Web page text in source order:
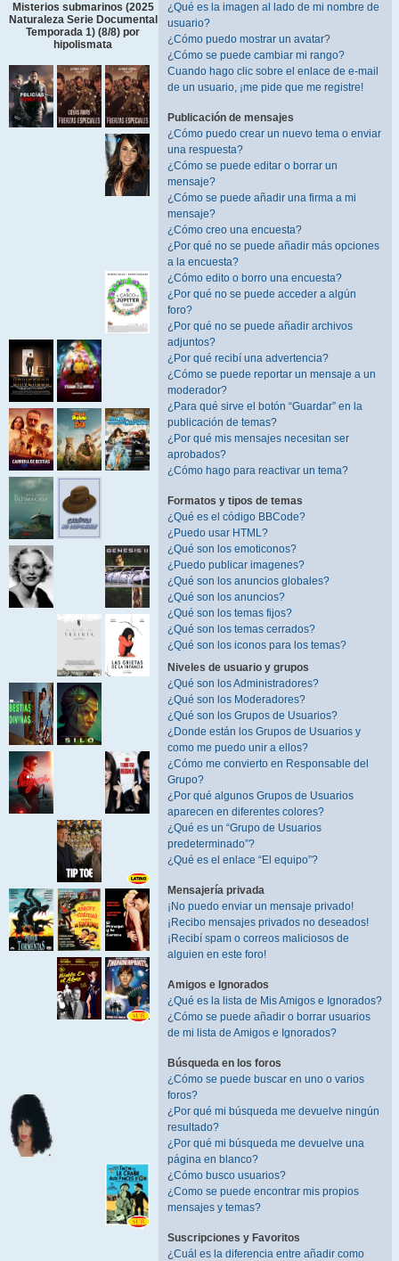
Misterios submarinos (2025
Naturaleza Serie Documental
Temporada 1) (8/8) por
hipolismata
¿Qué es la imagen al lado de mi nombre de
usuario?
¿Cómo puedo mostrar un avatar?
¿Cómo se puede cambiar mi rango?
Cuando hago clic sobre el enlace de e-mail
de un usuario, ¡me pide que me registre!
Publicación de mensajes
¿Cómo puedo crear un nuevo tema o enviar
una respuesta?
¿Cómo se puede editar o borrar un
mensaje?
¿Cómo se puede añadir una firma a mi
mensaje?
¿Cómo creo una encuesta?
¿Por qué no se puede añadir más opciones
a la encuesta?
¿Cómo edito o borro una encuesta?
¿Por qué no se puede acceder a algún
foro?
¿Por qué no se puede añadir archivos
adjuntos?
¿Por qué recibí una advertencia?
¿Cómo se puede reportar un mensaje a un
moderador?
¿Para qué sirve el botón “Guardar” en la
publicación de temas?
¿Por qué mis mensajes necesitan ser
aprobados?
¿Cómo hago para reactivar un tema?
Formatos y tipos de temas
¿Qué es el código BBCode?
¿Puedo usar HTML?
¿Qué son los emoticonos?
¿Puedo publicar imagenes?
¿Qué son los anuncios globales?
¿Qué son los anuncios?
¿Qué son los temas fijos?
¿Qué son los temas cerrados?
¿Qué son los iconos para los temas?
Niveles de usuario y grupos
¿Qué son los Administradores?
¿Qué son los Moderadores?
¿Qué son los Grupos de Usuarios?
¿Donde están los Grupos de Usuarios y
como me puedo unir a ellos?
¿Cómo me convierto en Responsable del
Grupo?
¿Por qué algunos Grupos de Usuarios
aparecen en diferentes colores?
¿Qué es un “Grupo de Usuarios
predeterminado”?
¿Qué es el enlace “El equipo”?
Mensajería privada
¡No puedo enviar un mensaje privado!
¡Recibo mensajes privados no deseados!
¡Recibí spam o correos maliciosos de
alguien en este foro!
Amigos e Ignorados
¿Qué es la lista de Mis Amigos e Ignorados?
¿Cómo se puede añadir o borrar usuarios
de mi lista de Amigos e Ignorados?
Búsqueda en los foros
¿Cómo se puede buscar en uno o varios
foros?
¿Por qué mi búsqueda me devuelve ningún
resultado?
¿Por qué mi búsqueda me devuelve una
página en blanco?
¿Cómo busco usuarios?
¿Como se puede encontrar mis propios
mensajes y temas?
Suscripciones y Favoritos
¿Cuál es la diferencia entre añadir como